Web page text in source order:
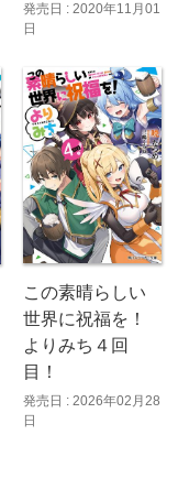
発売日 : 2020年11月01
日
この素晴らしい
世界に祝福を！
よりみち４回
目！
発売日 : 2026年02月28
日